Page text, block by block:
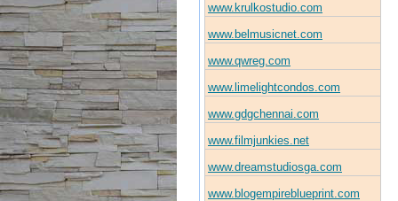
www.krulkostudio.com
www.belmusicnet.com
www.qwreg.com
www.limelightcondos.com
www.gdgchennai.com
www.filmjunkies.net
www.dreamstudiosga.com
www.blogempireblueprint.com